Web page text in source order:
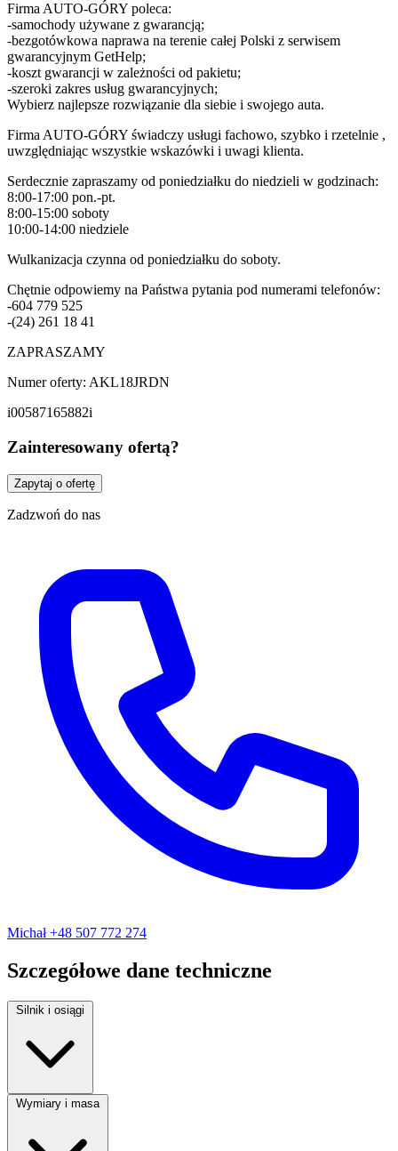
Firma AUTO-GÓRY poleca:
-samochody używane z gwarancją;
-bezgotówkowa naprawa na terenie całej Polski z serwisem
gwarancyjnym GetHelp;
-koszt gwarancji w zależności od pakietu;
-szeroki zakres usług gwarancyjnych;
Wybierz najlepsze rozwiązanie dla siebie i swojego auta.
Firma AUTO-GÓRY świadczy usługi fachowo, szybko i rzetelnie ,
uwzględniając wszystkie wskazówki i uwagi klienta.
Serdecznie zapraszamy od poniedziałku do niedzieli w godzinach:
8:00-17:00 pon.-pt.
8:00-15:00 soboty
10:00-14:00 niedziele
Wulkanizacja czynna od poniedziałku do soboty.
Chętnie odpowiemy na Państwa pytania pod numerami telefonów:
-604 779 525
-(24) 261 18 41
ZAPRASZAMY
Numer oferty: AKL18JRDN
i00587165882i
Zainteresowany ofertą?
Zapytaj o ofertę
Zadzwoń do nas
Michał +48 507 772 274
Szczegółowe dane techniczne
Silnik i osiągi
Rodzaj paliwa:Diesel
Wymiary i masa